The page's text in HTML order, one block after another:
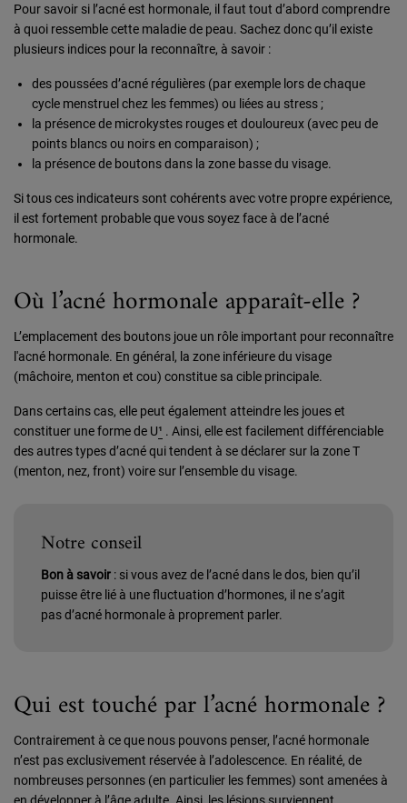
Pour savoir si l’acné est hormonale, il faut tout d’abord comprendre
à quoi ressemble cette maladie de peau. Sachez donc qu’il existe
plusieurs indices pour la reconnaître, à savoir :
des poussées d’acné régulières (par exemple lors de chaque
cycle menstruel chez les femmes) ou liées au stress ;
la présence de microkystes rouges et douloureux (avec peu de
points blancs ou noirs en comparaison) ;
la présence de boutons dans la zone basse du visage.
Si tous ces indicateurs sont cohérents avec votre propre expérience,
il est fortement probable que vous soyez face à de l’acné
hormonale.
Où l’acné hormonale apparaît-elle ?
L’emplacement des boutons joue un rôle important pour reconnaître
l'acné hormonale. En général, la zone inférieure du visage
(mâchoire, menton et cou) constitue sa cible principale.
Dans certains cas, elle peut également atteindre les joues et
constituer une forme de U¹ . Ainsi, elle est facilement différenciable
des autres types d’acné qui tendent à se déclarer sur la zone T
(menton, nez, front) voire sur l’ensemble du visage.
Notre conseil
Bon à savoir : si vous avez de l’acné dans le dos, bien qu’il
puisse être lié à une fluctuation d’hormones, il ne s’agit
pas d’acné hormonale à proprement parler.
Qui est touché par l’acné hormonale ?
Contrairement à ce que nous pouvons penser, l’acné hormonale
n’est pas exclusivement réservée à l’adolescence. En réalité, de
nombreuses personnes (en particulier les femmes) sont amenées à